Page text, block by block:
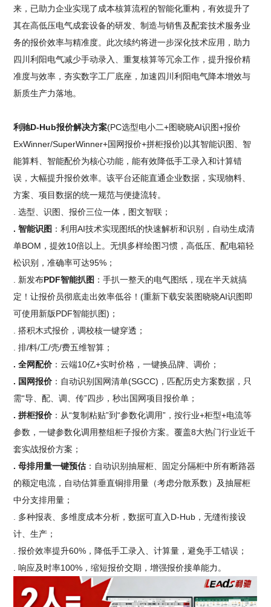
来，已助力企业实现了成本核算流程的智能化重构，有效提升了
其在高低压电气成套设备的研发、制造与销售及配套技术服务业
务的报价效率与精准度。此次续约将进一步深化技术应用，助力
四川利阳电气减少手动录入、重复核算等冗余工作，提升报价精
准度与效率，夯实数字工厂底座，加速四川利阳电气降本增效与
新质生产力落地。
利驰D-Hub报价解决方案(PC选型电小二+图晓晓AI识图+报价
ExWinner/SuperWinner+国网报价+拼柜报价)以其智能识图、智
能算料、智能配价为核心功能，能有效降低手工录入和计算错
误，大幅提升报价效率。该平台还能直通企业数据，实现物料、
方案、项目数据的统一规范与便捷流转。
. 选型、识图、报价三位一体，图文智联；
. 智能识图 ：利用AI技术实现图纸的快速解析和识别，自动生成清
单BOM，提效10倍以上。无惧多样绘图习惯，高低压、配电箱轻
松识别，准确率可达95%；
. 新发布PDF智能扒图 ：手扒一整天的电气图纸，现在半天就搞
定！让报价员彻底走出效率低谷！(重新下载安装图晓晓AI识图即
可使用新版PDF智能扒图)；
. 搭积木式报价，调校核一键穿透；
. 排/料/工/壳/费五维智算；
. 全网配价 ：云端10亿+实时价格，一键换品牌、调价；
. 国网报价 ：自动识别国网清单(SGCC)，匹配历史方案数据，只
需“导、配、调、传”四步，秒出国网项目报价单；
. 拼柜报价 ：从“复制粘贴”到“参数化调用”，按行业+柜型+电流等
参数，一键参数化调用整组柜子报价方案。覆盖8大热门行业近千
套实战报价方案；
. 母排用量一键预估 ：自动识别抽屉柜、固定分隔柜中所有断路器
的额定电流，自动估算垂直铜排用量（考虑分散系数）及抽屉柜
中分支排用量；
. 多种报表、多维度成本分析，数据可直入D-Hub，无缝衔接设
计、生产；
. 报价效率提升60%，降低手工录入、计算量，避免手工错误；
. 响应及时率100%，缩短报价交期，增强报价接单能力。